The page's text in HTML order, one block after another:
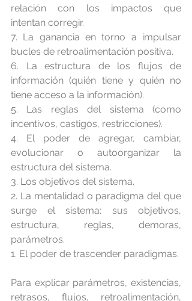
relación con los impactos que
intentan corregir.
7. La ganancia en torno a impulsar
bucles de retroalimentación positiva.
6. La estructura de los flujos de
información (quién tiene y quién no
tiene acceso a la información).
5. Las reglas del sistema (como
incentivos, castigos, restricciones).
4. El poder de agregar, cambiar,
evolucionar o autoorganizar la
estructura del sistema.
3. Los objetivos del sistema.
2. La mentalidad o paradigma del que
surge el sistema: sus objetivos,
estructura, reglas, demoras,
parámetros.
1. El poder de trascender paradigmas.
Para explicar parámetros, existencias,
retrasos, flujos, retroalimentación,